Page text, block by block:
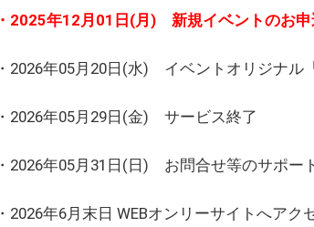
・2025年12月01日(月) 新規イベントのお申
・2026年05月20日(水) イベントオリジナル
・2026年05月29日(金) サービス終了
・2026年05月31日(日) お問合せ等のサポー
・2026年6月末日 WEBオンリーサイトへア